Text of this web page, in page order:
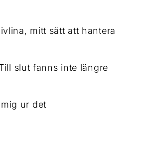
mitt sätt att hantera
slut fanns inte längre
ur det